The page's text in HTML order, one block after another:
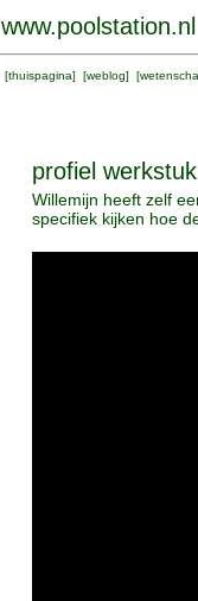
www.poolstation.nl
[thuispagina] [weblog] [
profiel werkstuk
Willemijn heeft zelf
specifiek kijken hoe